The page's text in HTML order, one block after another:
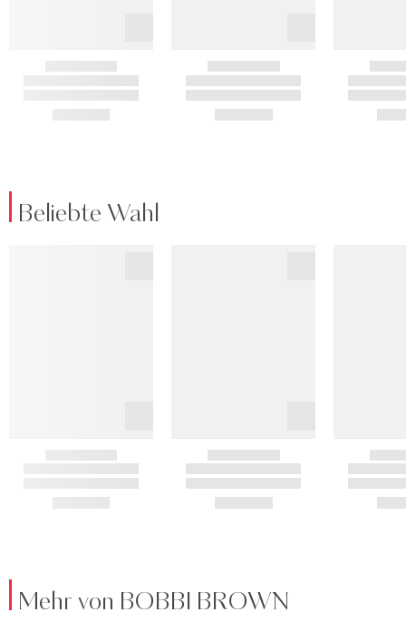
Beliebte Wahl
Mehr von BOBBI BROWN